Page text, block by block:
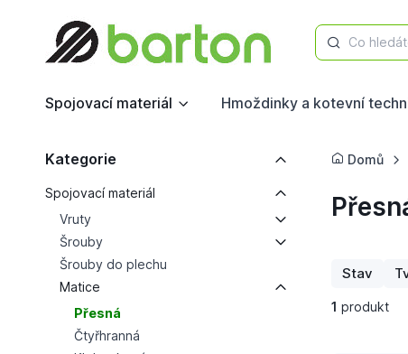
Co
Spojovací materiál Hmoždinky a kotevní
Kategorie
Spojovací materiál
Vruty
Šrouby
Šrouby do plechu
Matice
Přesná
Čtyřhranná
Domů
Stav
1 produkt